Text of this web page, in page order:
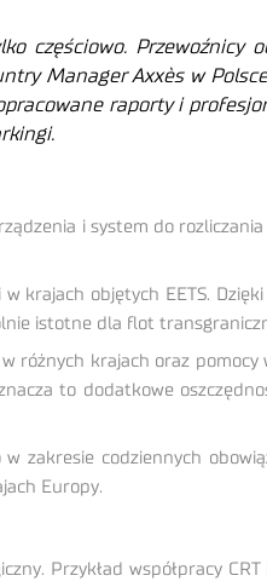
częściowo. Przewoźnicy
Manager Axxès w
raporty i
i system do
krajach objętych EETS.
istotne dla flot
różnych krajach oraz pomocy
to dodatkowe
zakresie codziennych
Europy.
Przykład współpracy